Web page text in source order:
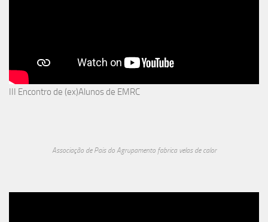
III Encontro de (ex)Alunos de EMRC
Associação de Pais do Agrupamento fabrica velas de calor